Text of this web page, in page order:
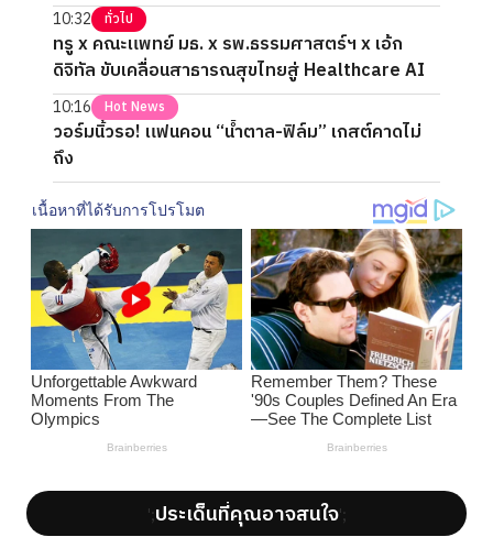
10:32 ทั่วไป
ทรู x คณะแพทย์ มธ. x รพ.ธรรมศาสตร์ฯ x เอ้ก
ดิจิทัล ขับเคลื่อนสาธารณสุขไทยสู่ Healthcare AI
10:16 Hot News
วอร์มนิ้วรอ! แฟนคอน “น้ำตาล-ฟิล์ม” เกสต์คาดไม่
ถึง
';ประเด็นที่คุณอาจสนใจ';